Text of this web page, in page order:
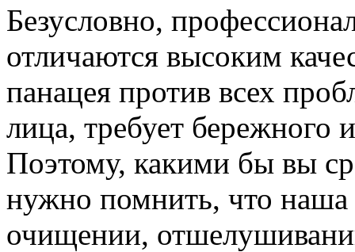
Безусловно,
отличаются высоким
панацея против всех
лица, требует бережного
Поэтому, какими бы вы
нужно помнить, что наша
очищении,